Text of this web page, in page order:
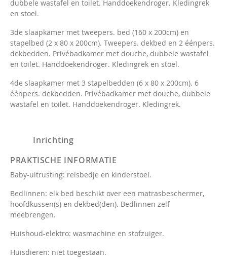
dubbele wastafel en toilet. Handdoekendroger. Kledingrek
en stoel.
3de slaapkamer met tweepers. bed (160 x 200cm) en
stapelbed (2 x 80 x 200cm). Tweepers. dekbed en 2 éénpers.
dekbedden. Privébadkamer met douche, dubbele wastafel
en toilet. Handdoekendroger. Kledingrek en stoel.
4de slaapkamer met 3 stapelbedden (6 x 80 x 200cm). 6
éénpers. dekbedden. Privébadkamer met douche, dubbele
wastafel en toilet. Handdoekendroger. Kledingrek.
Inrichting
PRAKTISCHE INFORMATIE
Baby-uitrusting: reisbedje en kinderstoel.
Bedlinnen: elk bed beschikt over een matrasbeschermer,
hoofdkussen(s) en dekbed(den). Bedlinnen zelf
meebrengen.
Huishoud-elektro: wasmachine en stofzuiger.
Huisdieren: niet toegestaan.